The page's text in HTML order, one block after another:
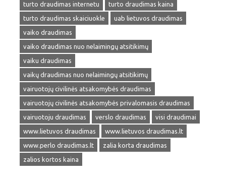
turto draudimas internetu
turto draudimas kaina
turto draudimas skaiciuokle
uab lietuvos draudimas
vaiko draudimas
vaiko draudimas nuo nelaimingų atsitikimų
vaiku draudimas
vaikų draudimas nuo nelaimingų atsitikimų
vairuotojų civilinės atsakomybės draudimas
vairuotojų civilinės atsakomybės privalomasis draudimas
vairuotoju draudimas
verslo draudimas
visi draudimai
www.lietuvos draudimas
www.lietuvos draudimas.lt
www.perlo draudimas.lt
zalia korta draudimas
zalios kortos kaina